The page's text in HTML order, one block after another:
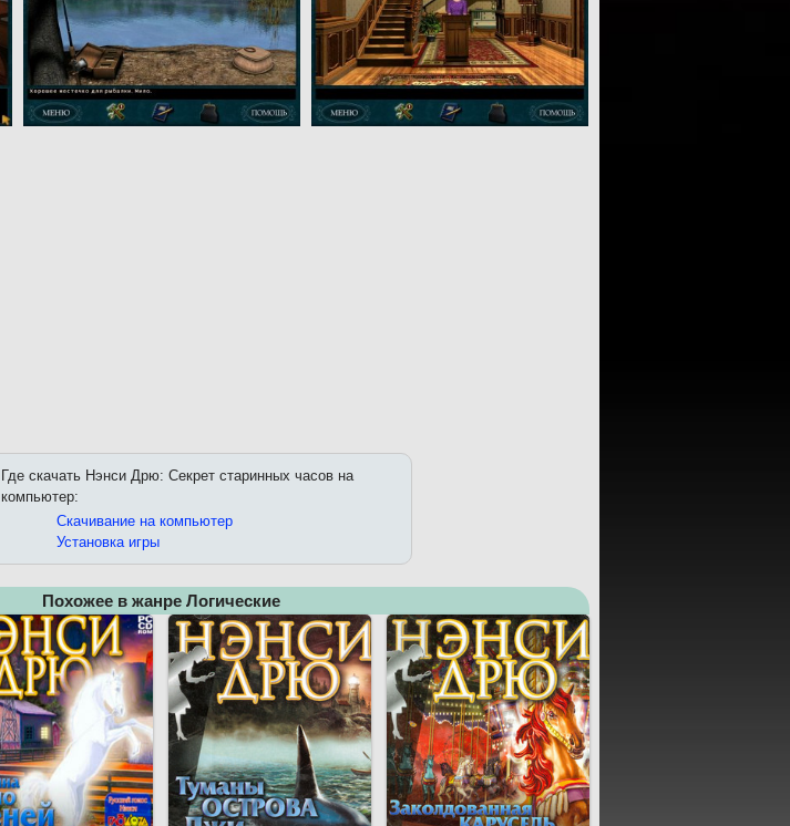
Где скачать Нэнси Дрю: Секрет старинных часов на
компьютер:
Скачивание на компьютер
Установка игры
Похожее в жанре Логические